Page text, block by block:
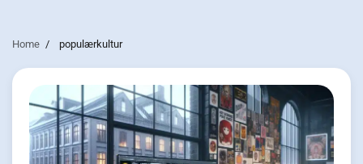
Home populærkultur